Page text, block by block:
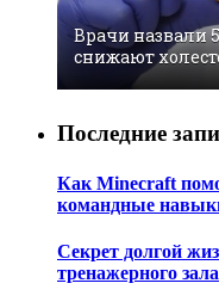
Врачи назвали
снижают
Последние
Как Minecraft
командные
Секрет долгой
тренажерного зала